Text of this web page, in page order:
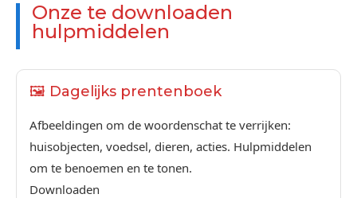
Onze te downloaden
hulpmiddelen
🖼️ Dagelijks prentenboek
Afbeeldingen om de woordenschat te verrijken:
huisobjecten, voedsel, dieren, acties. Hulpmiddelen
om te benoemen en te tonen.
Downloaden